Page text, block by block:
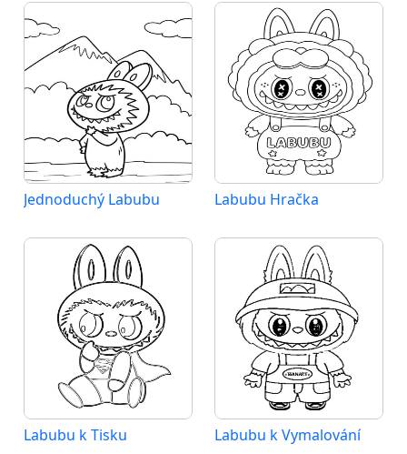
Jednoduchý Labubu Labubu Hračka
Labubu k Tisku Labubu k Vymalování